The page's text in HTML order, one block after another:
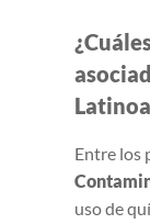
Entre los
uso de